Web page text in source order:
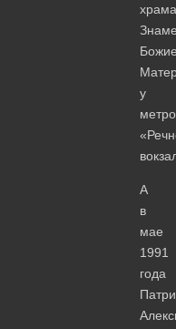
храма
у
метро
А
в
мае
1991
года